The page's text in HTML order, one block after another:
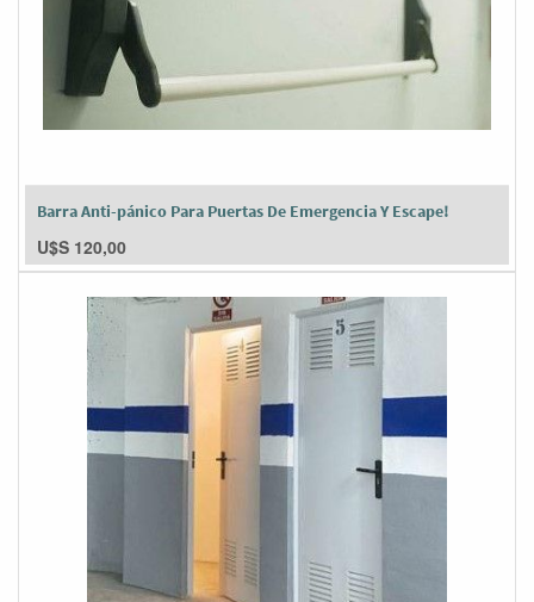
Barra Anti-pánico Para Puertas De Emergencia Y Escape!
U$S 120,00